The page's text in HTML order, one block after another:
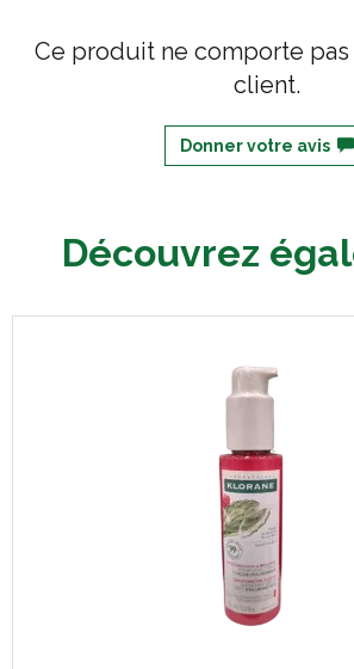
Ce produit ne comporte pas
client.
Donner votre avis
Découvrez